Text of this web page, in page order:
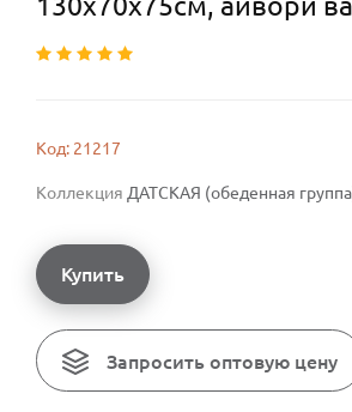
Код: 21217
Коллекция ДАТСКАЯ (обеденная
Купить
Запросить оптовую цену